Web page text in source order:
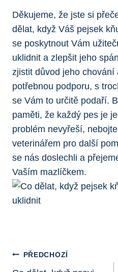
Děkujeme, že jste si
dělat, když Váš pejsek
se poskytnout Vám
uklidnit a zlepšit jeho
zjistit důvod jeho chování
potřebnou podporu, s
se Vám to určitě podaří.
paměti, že každý pes je
problém nevyřeší,
veterinářem pro další
se nás doslechli a
Vaším mazlíčkem.
Navigace
PŘEDCHOZÍ